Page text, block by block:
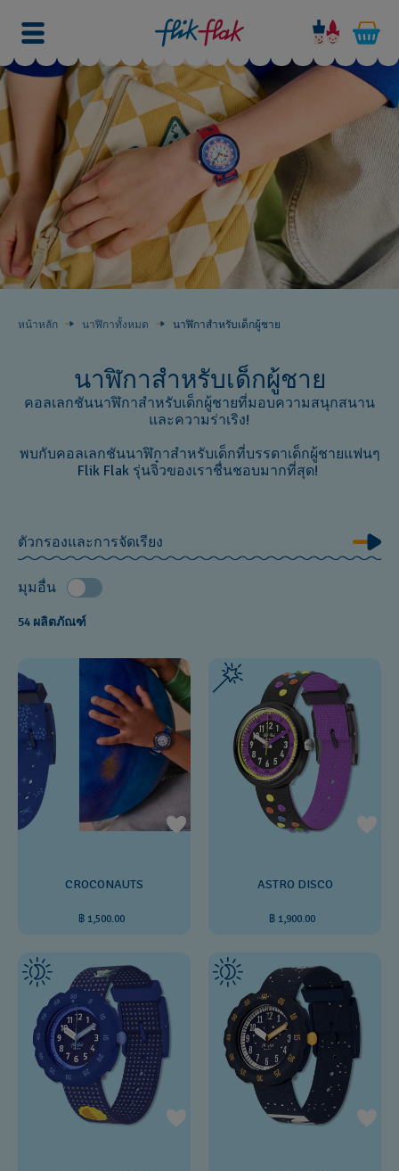
หน้าหลัก นาฬิกาทั้งหมด นาฬิกาสำหรับเด็กผู้ชาย
นาฬิกาสำหรับเด็กผู้ชาย
คอลเลกชันนาฬิกาสำหรับเด็กผู้ชายที่มอบความสนุกสนาน
และความร่าเริง!
พบกับคอลเลกชันนาฬิกาสำหรับเด็กที่บรรดาเด็กผู้ชายแฟนๆ
Flik Flak รุ่นจิ๋วของเราชื่นชอบมากที่สุด!
ตัวกรองและการจัดเรียง
มุมอื่น
54 ผลิตภัณฑ์
CROCONAUTS
฿ 1,500.00
ASTRO DISCO
฿ 1,900.00